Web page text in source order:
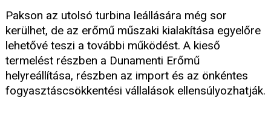
Pakson az utolsó turbina leállására még sor
kerülhet, de az erőmű műszaki kialakítása egyelőre
lehetővé teszi a további működést. A kieső
termelést részben a Dunamenti Erőmű
helyreállítása, részben az import és az önkéntes
fogyasztáscsökkentési vállalások ellensúlyozhatják.